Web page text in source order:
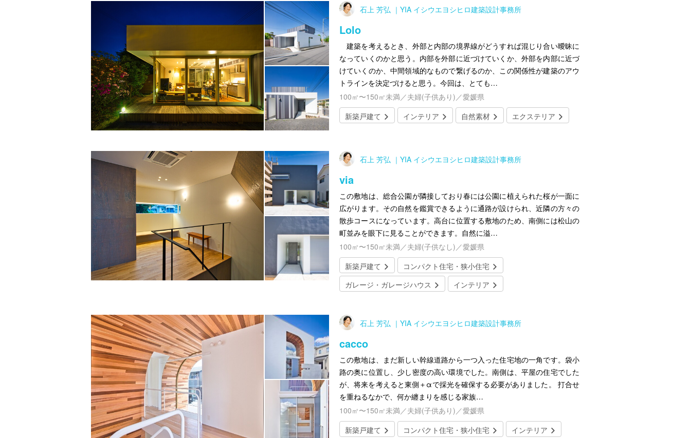
石上 芳弘 ｜YIA イシウエヨシヒロ建築設計事務所
Lolo
建築を考えるとき、外部と内部の境界線がどうすれば混じり合い曖昧に
なっていくのかと思う。内部を外部に近づけていくか、外部を内部に近づ
けていくのか、中間領域的なもので繋げるのか、この関係性が建築のアウ
トラインを決定づけると思う。今回は、とても…
100㎡〜150㎡未満／夫婦(子供あり)／愛媛県
新築戸建て
インテリア 自然素材 エクステリア
石上 芳弘 ｜YIA イシウエヨシヒロ建築設計事務所
via
この敷地は、総合公園が隣接しており春には公園に植えられた桜が一面に
広がります。その自然を鑑賞できるように通路が設けられ、近隣の方々の
散歩コースになっています。高台に位置する敷地のため、南側には松山の
町並みを眼下に見ることができます。自然に溢…
100㎡〜150㎡未満／夫婦(子供なし)／愛媛県
新築戸建て
コンパクト住宅・狭小住宅
ガレージ・ガレージハウス
インテリア
石上 芳弘 ｜YIA イシウエヨシヒロ建築設計事務所
cacco
この敷地は、まだ新しい幹線道路から一つ入った住宅地の一角です。袋小
路の奥に位置し、少し密度の高い環境でした。南側は、平屋の住宅でした
が、将来を考えると東側＋αで採光を確保する必要がありました。 打合せ
を重ねるなかで、何か纏まりを感じる家族…
100㎡〜150㎡未満／夫婦(子供あり)／愛媛県
新築戸建て
コンパクト住宅・狭小住宅
インテリア